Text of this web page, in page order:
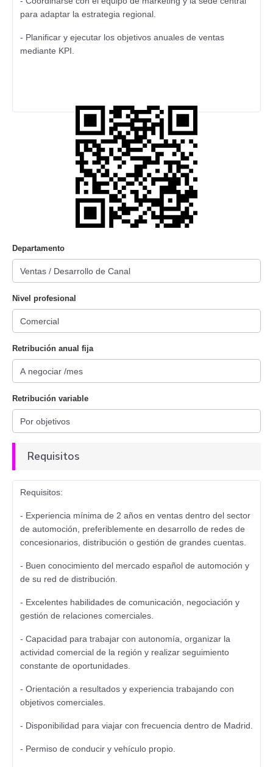
para adaptar la estrategia regional.
- Planificar y ejecutar los objetivos anuales de ventas
mediante KPI.
Departamento
Nivel profesional
Retribución anual fija
Retribución variable
Requisitos
Requisitos:
- Experiencia mínima de 2 años en ventas dentro del sector
de automoción, preferiblemente en desarrollo de redes de
concesionarios, distribución o gestión de grandes cuentas.
- Buen conocimiento del mercado español de automoción y
de su red de distribución.
- Excelentes habilidades de comunicación, negociación y
gestión de relaciones comerciales.
- Capacidad para trabajar con autonomía, organizar la
actividad comercial de la región y realizar seguimiento
constante de oportunidades.
- Orientación a resultados y experiencia trabajando con
objetivos comerciales.
- Disponibilidad para viajar con frecuencia dentro de Madrid.
- Permiso de conducir y vehículo propio.